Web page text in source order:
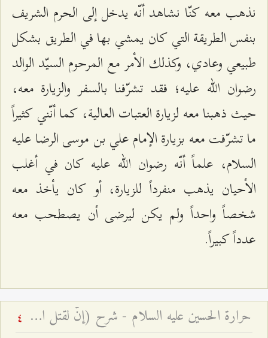
نذهب معه كنّا نشاهد أنّه يدخل إلى الحرم الشريف
بنفس الطريقة التي كان يمشي بها في الطريق بشكل
طبيعي وعادي، وكذلك الأمر مع المرحوم السيّد الوالد
رضوان الله عليه؛ فقد تشرّفنا بالسفر والزيارة معه،
حيث ذهبنا معه لزيارة العتبات العالية، كما أنّني كثيراً
ما تشرّفت معه بزيارة الإمام علي بن موسى الرضا عليه
السلام، علماً أنّه رضوان الله عليه كان في أغلب
الأحيان يذهب منفرداً للزيارة، أو كان يأخذ معه
شخصاً واحداً ولم يكن ليرضى أن يصطحب معه
عدداً كبيراً.
حرارة الحسين عليه السلام - شرح (إنّ لقتل الحسين حرارة في قلوب المؤمنين لا تبرد أبدًا) 4